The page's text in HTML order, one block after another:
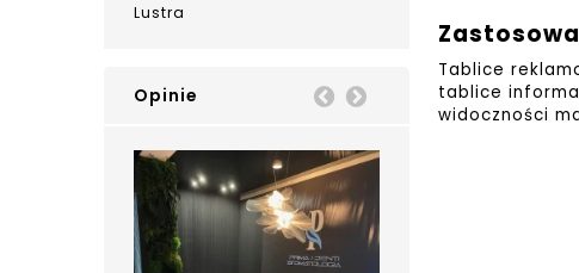
Lustra
Opinie Prev
Tablice
tablice
widoczności